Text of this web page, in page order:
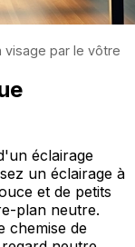
visage par le vôtre
éclairage
un éclairage à
et de petits
plan neutre.
chemise de